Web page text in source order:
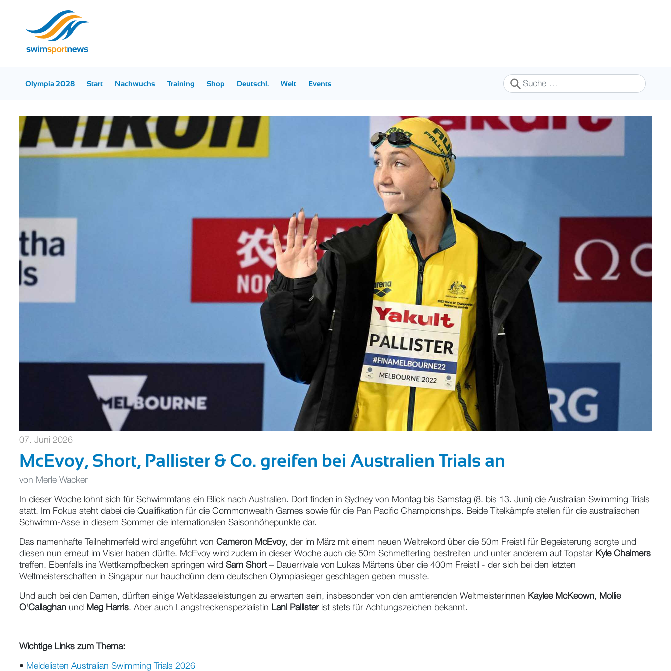
Olympia 2028 Start Nachwuchs Training Shop Deutschl. Welt Events
Suchen
07. Juni 2026
McEvoy, Short, Pallister & Co. greifen bei Australien Trials an
von Merle Wacker
In dieser Woche lohnt sich für Schwimmfans ein Blick nach Australien. Dort finden in Sydney von Montag bis Samstag (8. bis 13. Juni) die Australian Swimming Trials
statt. Im Fokus steht dabei die Qualifikation für die Commonwealth Games sowie für die Pan Pacific Championships. Beide Titelkämpfe stellen für die australischen
Schwimm-Asse in diesem Sommer die internationalen Saisonhöhepunkte dar.
Das namenhafte Teilnehmerfeld wird angeführt von Cameron McEvoy, der im März mit einem neuen Weltrekord über die 50m Freistil für Begeisterung sorgte und
diesen nun erneut im Visier haben dürfte. McEvoy wird zudem in dieser Woche auch die 50m Schmetterling bestreiten und unter anderem auf Topstar Kyle Chalmers
treffen. Ebenfalls ins Wettkampfbecken springen wird Sam Short – Dauerrivale von Lukas Märtens über die 400m Freistil - der sich bei den letzten
Weltmeisterschaften in Singapur nur hauchdünn dem deutschen Olympiasieger geschlagen geben musste.
Und auch bei den Damen, dürften einige Weltklasseleistungen zu erwarten sein, insbesonder von den amtierenden Weltmeisterinnen Kaylee McKeown, Mollie
O'Callaghan und Meg Harris. Aber auch Langstreckenspezialistin Lani Pallisterist stets für Achtungszeichen bekannt.
Wichtige Links zum Thema:
• Meldelisten Australian Swimming Trials 2026